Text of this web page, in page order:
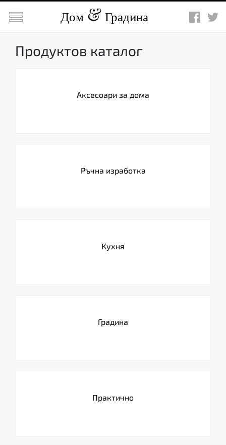
 Дом Градина
Продуктов каталог
Аксесоари за дома
Ръчна изработка
Кухня
Градина
Практично